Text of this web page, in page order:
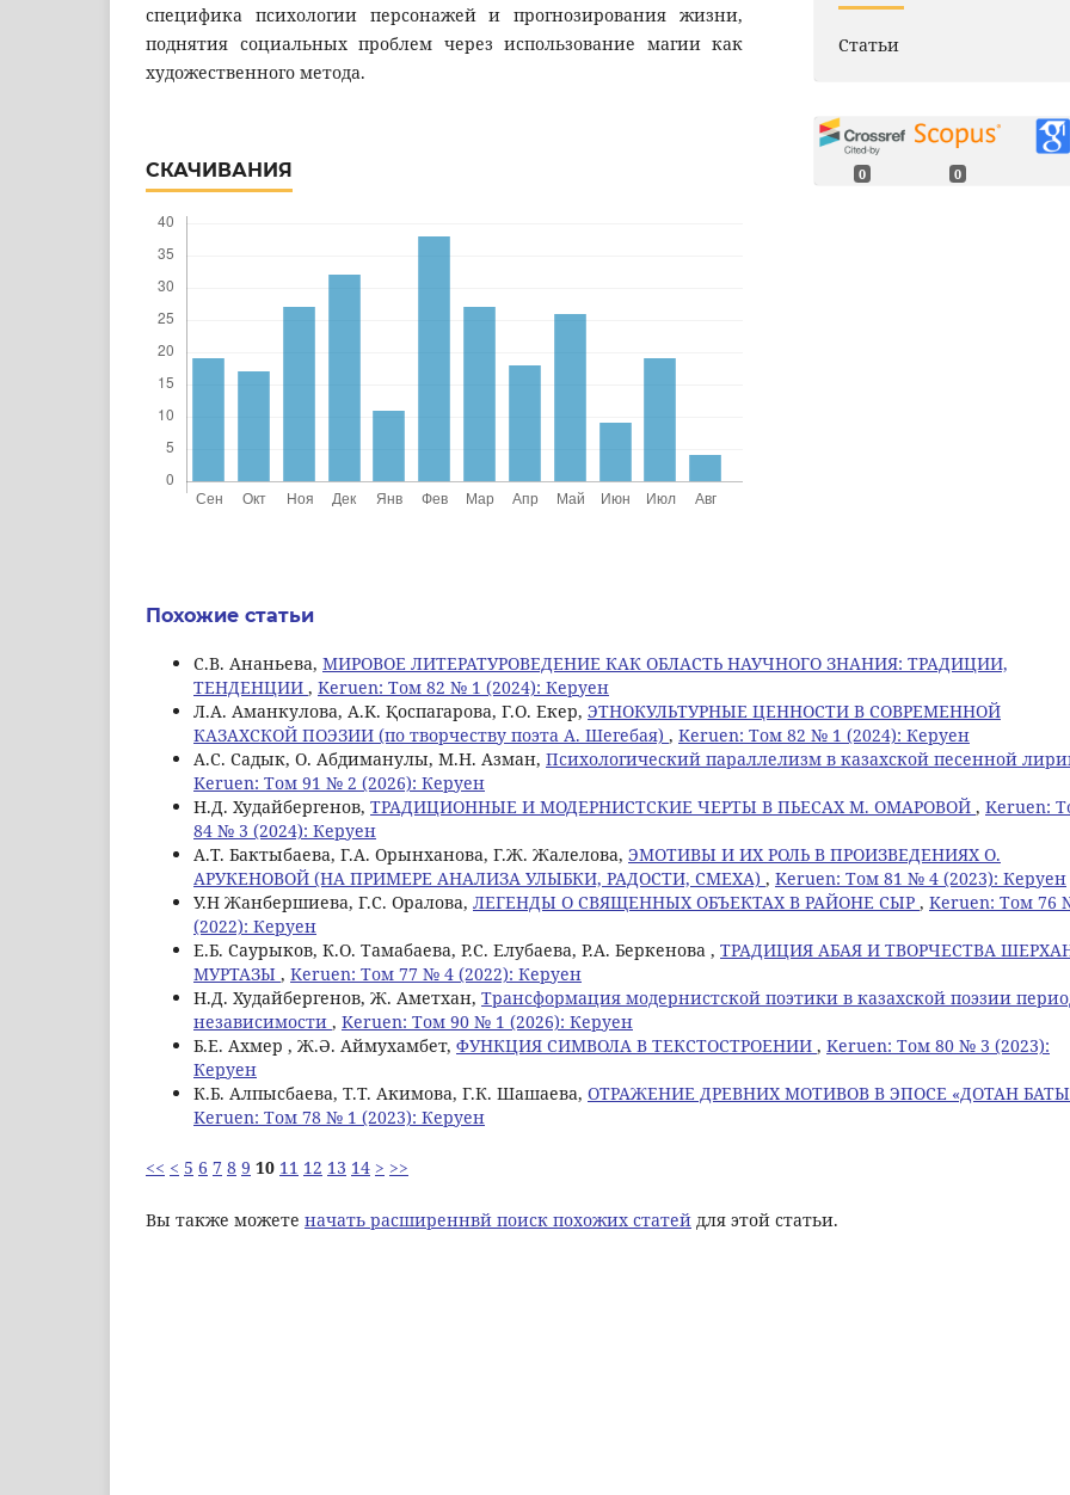
специфика психологии персонажей и прогнозирования жизни,
поднятия социальных проблем через использование магии как
художественного метода.
СКАЧИВАНИЯ
Статьи
0 0
Похожие статьи
С.В. Ананьева, МИРОВОЕ ЛИТЕРАТУРОВЕДЕНИЕ КАК ОБЛАСТЬ НАУЧНОГО ЗНАНИЯ: ТРАДИЦИИ,
ТЕНДЕНЦИИ , Keruen: Том 82 № 1 (2024): Керуен
Л.А. Аманкулова, A.K. Қоспагарова, Г.О. Екер, ЭТНОКУЛЬТУРНЫЕ ЦЕННОСТИ В СОВРЕМЕННОЙ
КАЗАХСКОЙ ПОЭЗИИ (по творчеству поэта А. Шегебая) , Keruen: Том 82 № 1 (2024): Керуен
А.С. Садык, О. Абдиманулы, M.Н. Азман, Психологический параллелизм в казахской песенной
Keruen: Том 91 № 2 (2026): Керуен
Н.Д. Худайбергенов, ТРАДИЦИОННЫЕ И МОДЕРНИСТСКИЕ ЧЕРТЫ В ПЬЕСАХ М. ОМАРОВОЙ , Keruen:
84 № 3 (2024): Керуен
А.Т. Бактыбаева, Г.А. Орынханова, Г.Ж. Жалелова, ЭМОТИВЫ И ИХ РОЛЬ В ПРОИЗВЕДЕНИЯХ О.
АРУКЕНОВОЙ (НА ПРИМЕРЕ АНАЛИЗА УЛЫБКИ, РАДОСТИ, СМЕХА) , Keruen: Том 81 № 4 (2023): Керуен
У.Н Жанбершиева, Г.С. Оралова, ЛЕГЕНДЫ О СВЯЩЕННЫХ ОБЪЕКТАХ В РАЙОНЕ СЫР , Keruen: Том 76
(2022): Керуен
Е.Б. Саурыков, К.О. Тамабаева, Р.С. Елубаева, Р.А. Беркенова , ТРАДИЦИЯ АБАЯ И ТВОРЧЕСТВА
МУРТАЗЫ , Keruen: Том 77 № 4 (2022): Керуен
Н.Д. Худайбергенов, Ж. Аметхан, Трансформация модернистской поэтики в казахской поэзии
независимости , Keruen: Том 90 № 1 (2026): Керуен
Б.Е. Ахмер , Ж.Ә. Аймухамбет, ФУНКЦИЯ СИМВОЛА В ТЕКСТОСТРОЕНИИ , Keruen: Том 80 № 3 (2023):
Керуен
К.Б. Алпысбаева, Т.Т. Акимова, Г.К. Шашаева, ОТРАЖЕНИЕ ДРЕВНИХ МОТИВОВ В ЭПОСЕ «ДОТАН
Keruen: Том 78 № 1 (2023): Керуен
<< < 5 6 7 8 9 10 11 12 13 14 > >>
Вы также можете начать расширеннвй поиск похожих статей для этой статьи.